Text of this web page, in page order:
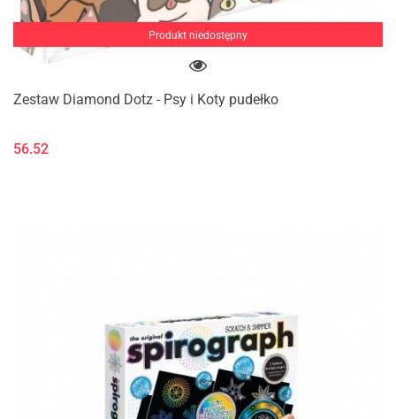
Produkt niedostępny
Zestaw Diamond Dotz - Psy i Koty pudełko
56.52